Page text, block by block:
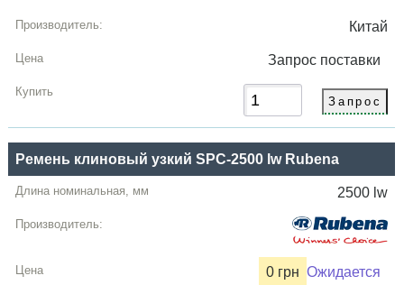
Китай
Запрос поставки
Ремень клиновый узкий SPC-2500 lw Rubena
2500 lw
0 грн Ожидается